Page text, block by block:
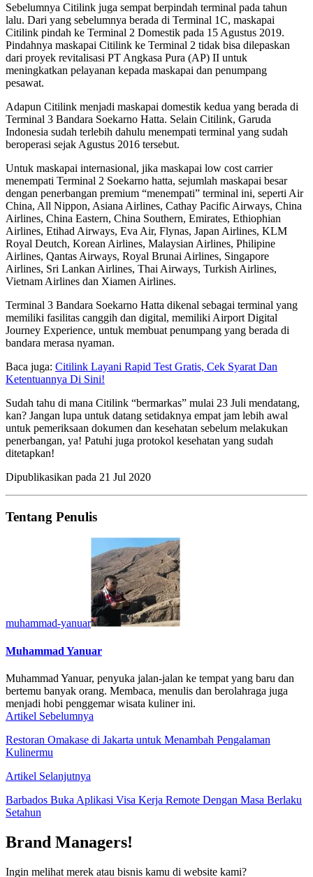
Sebelumnya Citilink juga sempat berpindah terminal pada tahun
lalu. Dari yang sebelumnya berada di Terminal 1C, maskapai
Citilink pindah ke Terminal 2 Domestik pada 15 Agustus 2019.
Pindahnya maskapai Citilink ke Terminal 2 tidak bisa dilepaskan
dari proyek revitalisasi PT Angkasa Pura (AP) II untuk
meningkatkan pelayanan kepada maskapai dan penumpang
pesawat.
Adapun Citilink menjadi maskapai domestik kedua yang berada di
Terminal 3 Bandara Soekarno Hatta. Selain Citilink, Garuda
Indonesia sudah terlebih dahulu menempati terminal yang sudah
beroperasi sejak Agustus 2016 tersebut.
Untuk maskapai internasional, jika maskapai low cost carrier
menempati Terminal 2 Soekarno hatta, sejumlah maskapai besar
dengan penerbangan premium “menempati” terminal ini, seperti Air
China, All Nippon, Asiana Airlines, Cathay Pacific Airways, China
Airlines, China Eastern, China Southern, Emirates, Ethiophian
Airlines, Etihad Airways, Eva Air, Flynas, Japan Airlines, KLM
Royal Deutch, Korean Airlines, Malaysian Airlines, Philipine
Airlines, Qantas Airways, Royal Brunai Airlines, Singapore
Airlines, Sri Lankan Airlines, Thai Airways, Turkish Airlines,
Vietnam Airlines dan Xiamen Airlines.
Terminal 3 Bandara Soekarno Hatta dikenal sebagai terminal yang
memiliki fasilitas canggih dan digital, memiliki Airport Digital
Journey Experience, untuk membuat penumpang yang berada di
bandara merasa nyaman.
Baca juga: Citilink Layani Rapid Test Gratis, Cek Syarat Dan
Ketentuannya Di Sini!
Sudah tahu di mana Citilink “bermarkas” mulai 23 Juli mendatang,
kan? Jangan lupa untuk datang setidaknya empat jam lebih awal
untuk pemeriksaan dokumen dan kesehatan sebelum melakukan
penerbangan, ya! Patuhi juga protokol kesehatan yang sudah
ditetapkan!
Dipublikasikan pada 21 Jul 2020
Tentang Penulis
muhammad-yanuar
Muhammad Yanuar
Muhammad Yanuar, penyuka jalan-jalan ke tempat yang baru dan
bertemu banyak orang. Membaca, menulis dan berolahraga juga
menjadi hobi penggemar wisata kuliner ini.
Artikel Sebelumnya
Restoran Omakase di Jakarta untuk Menambah Pengalaman
Kulinermu
Artikel Selanjutnya
Barbados Buka Aplikasi Visa Kerja Remote Dengan Masa Berlaku
Setahun
Brand Managers!
Ingin melihat merek atau bisnis kamu di website kami?